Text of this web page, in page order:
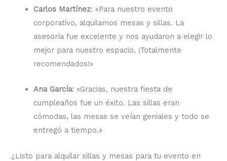
Carlos Martínez: «Para nuestro evento
corporativo, alquilamos mesas y sillas. La
asesoría fue excelente y nos ayudaron a elegir lo
mejor para nuestro espacio. ¡Totalmente
recomendados!»
Ana García: «Gracias, nuestra fiesta de
cumpleaños fue un éxito. Las sillas eran
cómodas, las mesas se veían geniales y todo se
entregó a tiempo.»
¿Listo para alquilar sillas y mesas para tu evento en